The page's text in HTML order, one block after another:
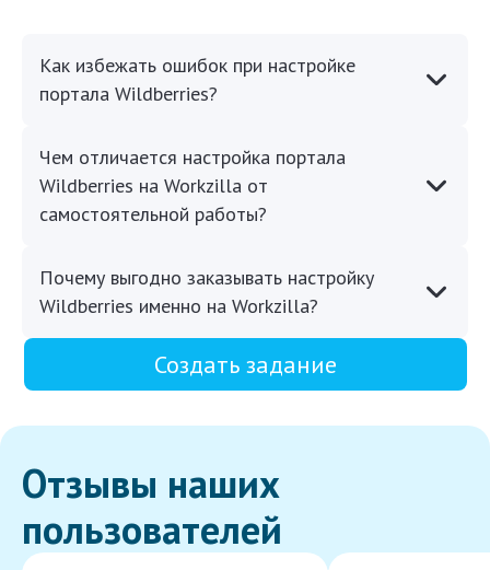
Как избежать ошибок при настройке
портала Wildberries?
Чем отличается настройка портала
Wildberries на Workzilla от
самостоятельной работы?
Почему выгодно заказывать настройку
Wildberries именно на Workzilla?
Создать задание
Отзывы наших
пользователей